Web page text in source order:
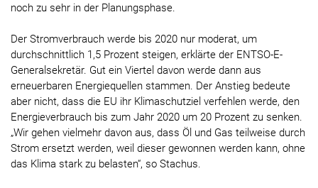
noch zu sehr in der Planungsphase.
Der Stromverbrauch werde bis 2020 nur moderat, um
durchschnittlich 1,5 Prozent steigen, erklärte der ENTSO-E-
Generalsekretär. Gut ein Viertel davon werde dann aus
erneuerbaren Energiequellen stammen. Der Anstieg bedeute
aber nicht, dass die EU ihr Klimaschutziel verfehlen werde, den
Energieverbrauch bis zum Jahr 2020 um 20 Prozent zu senken.
„Wir gehen vielmehr davon aus, dass Öl und Gas teilweise durch
Strom ersetzt werden, weil dieser gewonnen werden kann, ohne
das Klima stark zu belasten“, so Stachus.